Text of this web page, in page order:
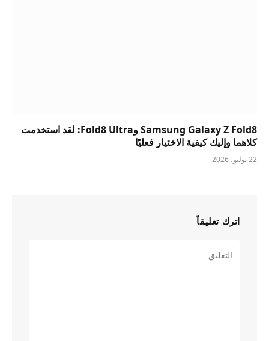
Samsung Galaxy Z Fold8 وFold8 Ultra: لقد استخدمت
كلاهما وإليك كيفية الاختيار فعليًا
22 يوليو، 2026
اترك تعليقاً